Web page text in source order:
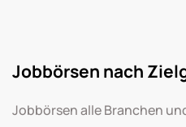
Jobbörsen nach
Jobbörsen alle Branchen